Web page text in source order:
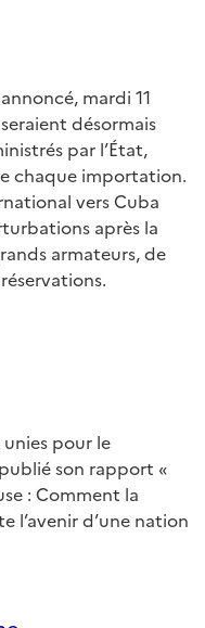
mardi 11
désormais
par l’État,
chaque importation.
vers Cuba
après la
armateurs, de
unies pour le
son rapport «
: Comment la
l’avenir d’une nation